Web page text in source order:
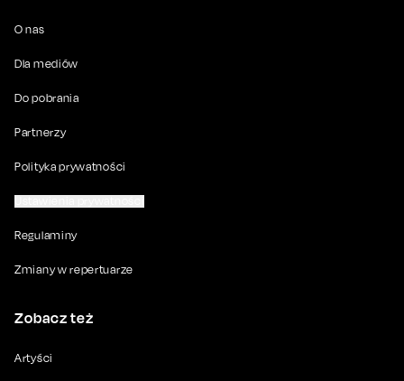
O nas
Dla mediów
Do pobrania
Partnerzy
Polityka prywatności
Regulaminy
Zmiany w repertuarze
Zobacz też
Artyści